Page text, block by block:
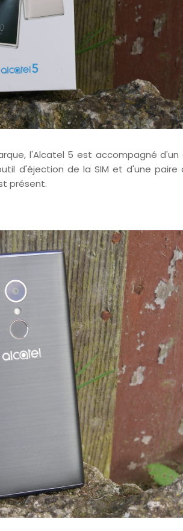
l'Alcatel 5 est accompagné
d'éjection de la SIM et d'une paire
présent.